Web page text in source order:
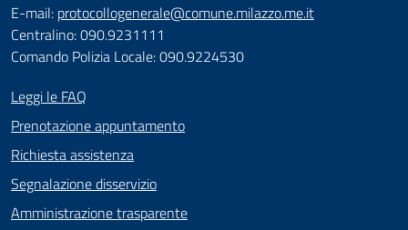
E-mail: protocollogenerale@comune.milazzo.me.it
Centralino: 090.9231111
Comando Polizia Locale: 090.9224530
Leggi le FAQ
Prenotazione appuntamento
Richiesta assistenza
Segnalazione disservizio
Amministrazione trasparente